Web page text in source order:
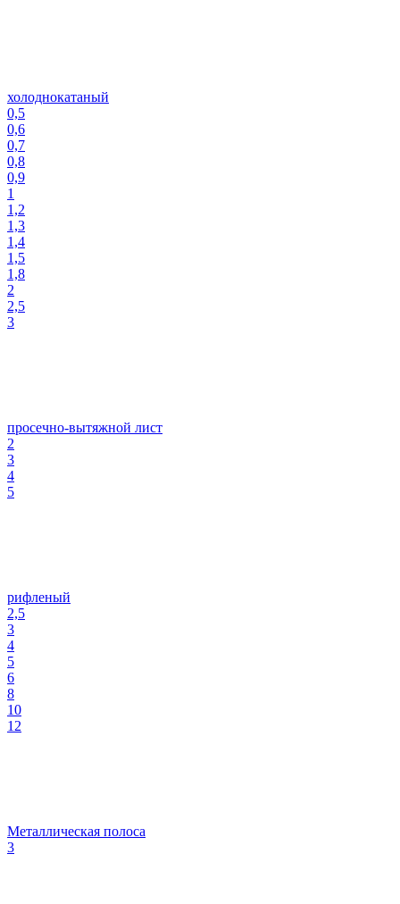
холоднокатаный
0,5
0,6
0,7
0,8
0,9
1
1,2
1,3
1,4
1,5
1,8
2
2,5
3
просечно-вытяжной лист
2
3
4
5
рифленый
2,5
3
4
5
6
8
10
12
Металлическая полоса
3